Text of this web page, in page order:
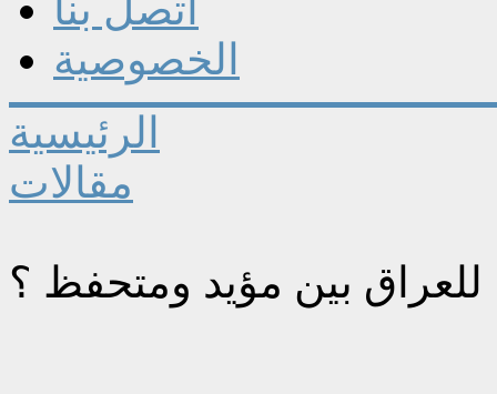
الخصوصية
الرئيسية
مقالات
للعراق بين مؤيد ومتحفظ ؟